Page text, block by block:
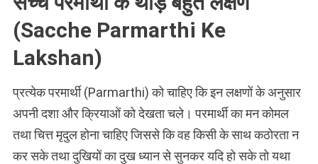
(Sacche Parmarthi Ke
Lakshan)
प्रत्येक परमार्थी (Parmarthi) को चाहिए कि इन लक्षणों के अनुसार
अपनी दशा और क्रियाओं को देखता चले। परमार्थी का मन कोमल
तथा चित्त मृदुल होना चाहिए जिससे कि वह किसी के साथ कठोरता न
कर सके तथा दुखियों का दुख ध्यान से सुनकर यदि हो सके तो यथा